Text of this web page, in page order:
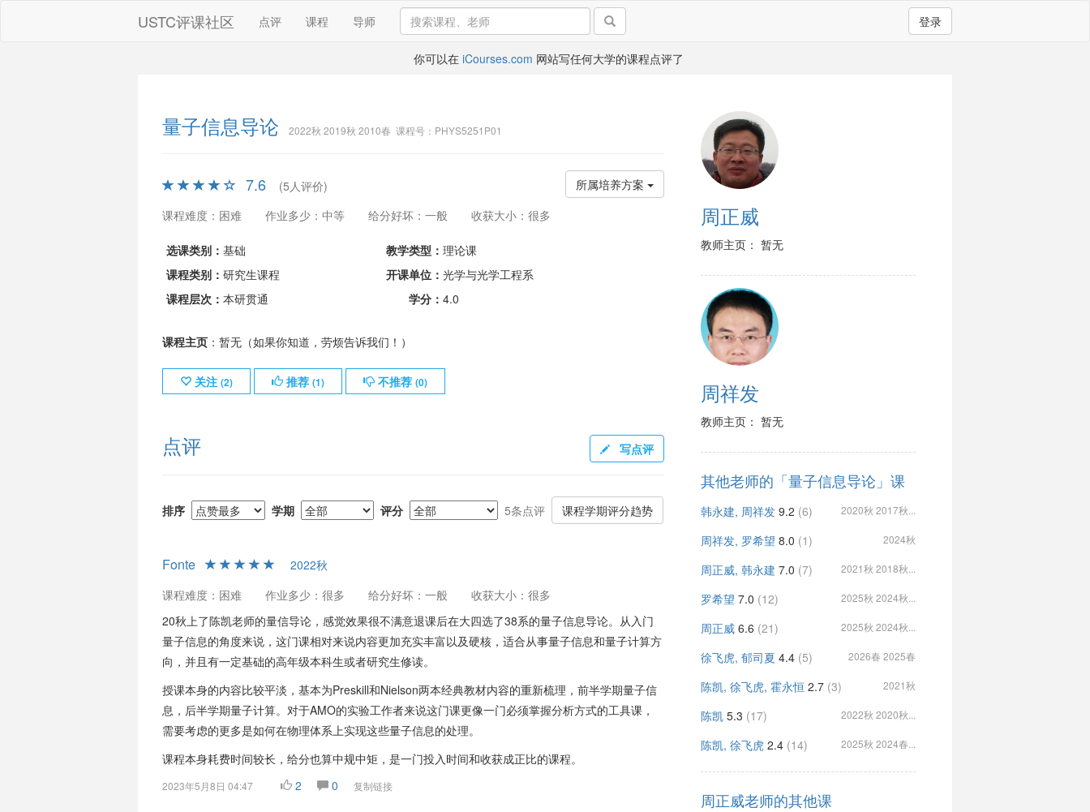
USTC评课社区 点评 课程 导师 登录
你可以在 iCourses.com 网站写任何大学的课程点评了
量子信息导论 2022秋 2019秋 2010春 课程号：PHYS5251P01
所属培养方案
7.6
(5人评价)
课程难度：困难
作业多少：中等 给分好坏：一般 收获大小：很多
选课类别： 基础 教学类型： 理论课
课程类别： 研究生课程 开课单位： 光学与光学工程系
课程层次： 本研贯通 学分： 4.0
课程主页：暂无（如果你知道，劳烦告诉我们！）
关注 (2) 推荐 (1) 不推荐 (0)
点评 写点评
排序 学期 评分 5条点评 课程学期评分趋势
Fonte
2022秋
课程难度：困难
作业多少：很多 给分好坏：一般
收获大小：很多
20秋上了陈凯老师的量信导论，感觉效果很不满意退课后在大四选了38系的量子信息导论。从入门
量子信息的角度来说，这门课相对来说内容更加充实丰富以及硬核，适合从事量子信息和量子计算方
向，并且有一定基础的高年级本科生或者研究生修读。
授课本身的内容比较平淡，基本为Preskill和Nielson两本经典教材内容的重新梳理，前半学期量子信
息，后半学期量子计算。对于AMO的实验工作者来说这门课更像一门必须掌握分析方式的工具课，
需要考虑的更多是如何在物理体系上实现这些量子信息的处理。
课程本身耗费时间较长，给分也算中规中矩，是一门投入时间和收获成正比的课程。
2023年5月8日 04:47 2 0 复制链接
周正威
教师主页： 暂无
周祥发
教师主页： 暂无
其他老师的「量子信息导论」课
韩永建, 周祥发 9.2 (6) 2020秋 2017秋...
周祥发, 罗希望 8.0 (1) 2024秋
周正威, 韩永建 7.0 (7) 2021秋 2018秋...
罗希望 7.0 (12) 2025秋 2024秋...
周正威 6.6 (21) 2025秋 2024秋...
徐飞虎, 郁司夏 4.4 (5) 2026春 2025春
陈凯, 徐飞虎, 霍永恒 2.7 (3) 2021秋
陈凯 5.3 (17) 2022秋 2020秋...
陈凯, 徐飞虎 2.4 (14) 2025秋 2024春...
周正威老师的其他课